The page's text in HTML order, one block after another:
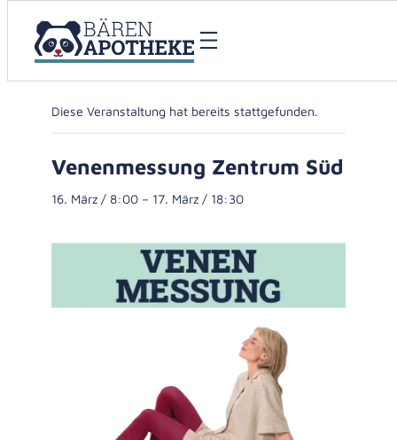
« Alle Veranstaltungen
Diese Veranstaltung hat bereits stattgefunden.
Venenmessung Zentrum Süd
16. März / 8:00 – 17. März / 18:30